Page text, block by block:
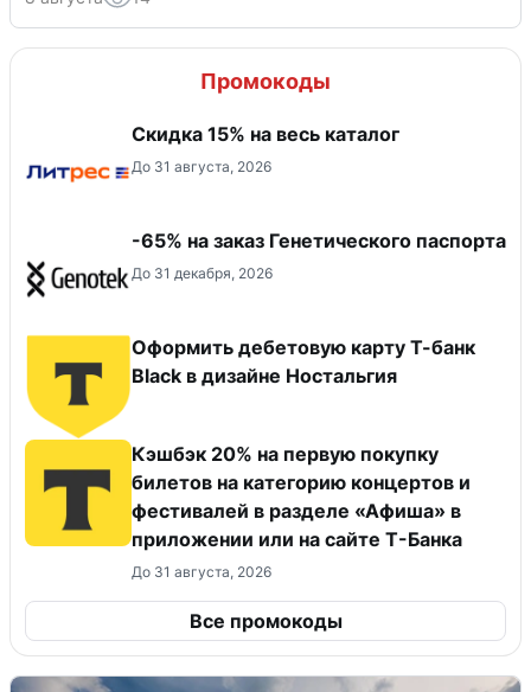
Промокоды
Скидка 15% на весь каталог
До 31 августа, 2026
-65% на заказ Генетического паспорта
До 31 декабря, 2026
Оформить дебетовую карту Т-банк
Black в дизайне Ностальгия
Кэшбэк 20% на первую покупку
билетов на категорию концертов и
фестивалей в разделе «Афиша» в
приложении или на сайте Т-Банка
До 31 августа, 2026
Все промокоды